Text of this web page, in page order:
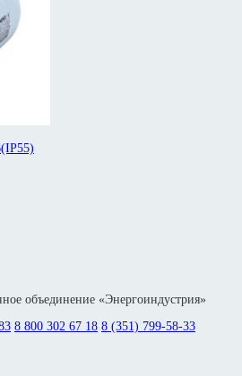
объединение «Энергоиндустрия»
8 800 302 67 18 8 (351) 799-58-33